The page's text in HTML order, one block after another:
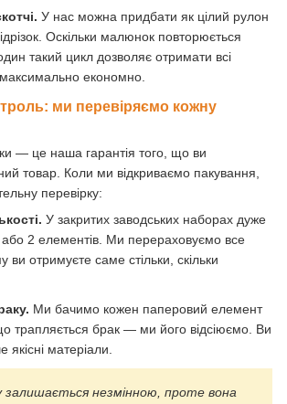
У нас можна придбати як цілий рулон
Оскільки малюнок повторюється
такий цикл дозволяє отримати всі
економно.
ми перевіряємо кожну
— це наша гарантія того, що ви
товар. Коли ми відкриваємо пакування,
перевірку:
У закритих заводських наборах дуже
або 2 елементів. Ми перераховуємо все
ви отримуєте саме стільки, скільки
Ми бачимо кожен паперовий елемент
трапляється брак — ми його відсіюємо. Ви
матеріали.
залишається незмінною, проте вона